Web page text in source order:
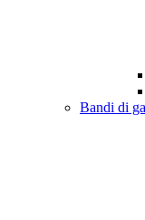
Bandi di